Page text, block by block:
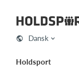
Dansk
Holdsport